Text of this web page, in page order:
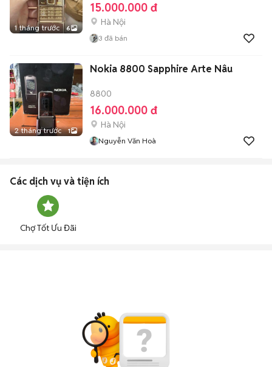
1 tháng trước 6
15.000.000 đ
Hà Nội
3 đã bán
2 tháng trước 1
Nokia 8800 Sapphire Arte Nâu
8800
16.000.000 đ
Hà Nội
Nguyễn Văn Hoà
Các dịch vụ và tiện ích
Chợ Tốt Ưu Đãi